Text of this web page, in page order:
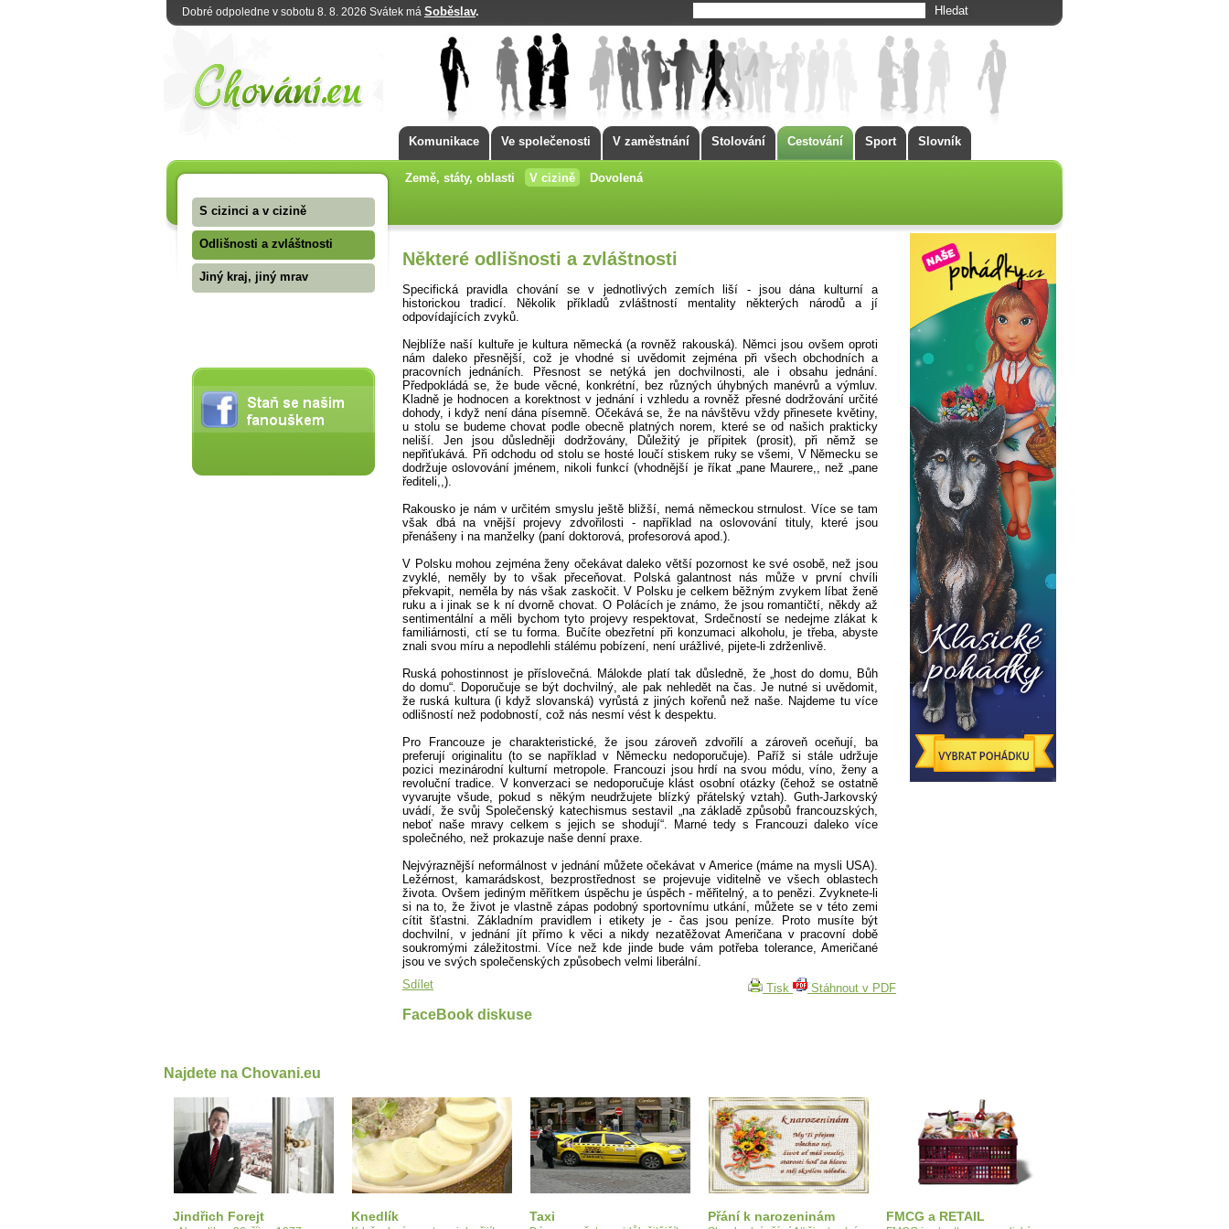
Dobré odpoledne v sobotu 8. 8. 2026 Svátek má Soběslav.
Komunikace Ve společenosti V zaměstnání Stolování Cestování Sport Slovník
Země, státy, oblasti V cizině Dovolená
S cizinci a v cizině
Odlišnosti a zvláštnosti
Jiný kraj, jiný mrav
Některé odlišnosti a zvláštnosti
Specifická pravidla chování se v jednotlivých zemích liší - jsou dána kulturní a
historickou tradicí. Několik příkladů zvláštností mentality některých národů a jí
odpovídajících zvyků.
Nejblíže naší kultuře je kultura německá (a rovněž rakouská). Němci jsou ovšem oproti
nám daleko přesnější, což je vhodné si uvědomit zejména při všech obchodních a
pracovních jednáních. Přesnost se netýká jen dochvilnosti, ale i obsahu jednání.
Předpokládá se, že bude věcné, konkrétní, bez různých úhybných manévrů a výmluv.
Kladně je hodnocen a korektnost v jednání i vzhledu a rovněž přesné dodržování určité
dohody, i když není dána písemně. Očekává se, že na návštěvu vždy přinesete květiny,
u stolu se budeme chovat podle obecně platných norem, které se od našich prakticky
neliší. Jen jsou důsledněji dodržovány, Důležitý je přípitek (prosit), při němž se
nepřiťukává. Při odchodu od stolu se hosté loučí stiskem ruky se všemi, V Německu se
dodržuje oslovování jménem, nikoli funkcí (vhodnější je říkat „pane Maurere,, než „pane
řediteli,,).
Rakousko je nám v určitém smyslu ještě bližší, nemá německou strnulost. Více se tam
však dbá na vnější projevy zdvořilosti - například na oslovování tituly, které jsou
přenášeny i na manželky (paní doktorová, profesorová apod.).
V Polsku mohou zejména ženy očekávat daleko větší pozornost ke své osobě, než jsou
zvyklé, neměly by to však přeceňovat. Polská galantnost nás může v první chvíli
překvapit, neměla by nás však zaskočit. V Polsku je celkem běžným zvykem líbat ženě
ruku a i jinak se k ní dvorně chovat. O Polácích je známo, že jsou romantičtí, někdy až
sentimentální a měli bychom tyto projevy respektovat, Srdečností se nedejme zlákat k
familiárnosti, ctí se tu forma. Bučíte obezřetní při konzumaci alkoholu, je třeba, abyste
znali svou míru a nepodlehli stálému pobízení, není urážlivé, pijete-li zdrženlivě.
Ruská pohostinnost je příslovečná. Málokde platí tak důsledně, že „host do domu, Bůh
do domu“. Doporučuje se být dochvilný, ale pak nehledět na čas. Je nutné si uvědomit,
že ruská kultura (i když slovanská) vyrůstá z jiných kořenů než naše. Najdeme tu více
odlišností než podobností, což nás nesmí vést k despektu.
Pro Francouze je charakteristické, že jsou zároveň zdvořilí a zároveň oceňují, ba
preferují originalitu (to se například v Německu nedoporučuje). Paříž si stále udržuje
pozici mezinárodní kulturní metropole. Francouzi jsou hrdí na svou módu, víno, ženy a
revoluční tradice. V konverzaci se nedoporučuje klást osobní otázky (čehož se ostatně
vyvarujte všude, pokud s někým neudržujete blízký přátelský vztah). Guth-Jarkovský
uvádí, že svůj Společenský katechismus sestavil „na základě způsobů francouzských,
neboť naše mravy celkem s jejich se shodují“. Marné tedy s Francouzi daleko více
společného, než prokazuje naše denní praxe.
Nejvýraznější neformálnost v jednání můžete očekávat v Americe (máme na mysli USA).
Ležérnost, kamarádskost, bezprostřednost se projevuje viditelně ve všech oblastech
života. Ovšem jediným měřítkem úspěchu je úspěch - měřitelný, a to penězi. Zvyknete-li
si na to, že život je vlastně zápas podobný sportovnímu utkání, můžete se v této zemi
cítit šťastni. Základním pravidlem i etikety je - čas jsou peníze. Proto musíte být
dochvilní, v jednání jít přímo k věci a nikdy nezatěžovat Američana v pracovní době
soukromými záležitostmi. Více než kde jinde bude vám potřeba tolerance, Američané
jsou ve svých společenských způsobech velmi liberální.
Sdílet
Tisk Stáhnout v PDF
FaceBook diskuse
Najdete na Chovani.eu
Jindřich Forejt Knedlík Taxi Přání k narozeninám FMCG a RETAIL